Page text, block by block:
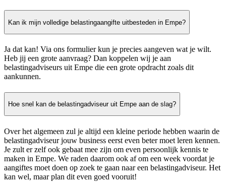
Kan ik mijn volledige belastingaangifte uitbesteden in Empe?
Ja dat kan! Via ons formulier kun je precies aangeven wat je wilt.
Heb jij een grote aanvraag? Dan koppelen wij je aan
belastingadviseurs uit Empe die een grote opdracht zoals dit
aankunnen.
Hoe snel kan de belastingadviseur uit Empe aan de slag?
Over het algemeen zul je altijd een kleine periode hebben waarin de
belastingadviseur jouw business eerst even beter moet leren kennen.
Je zult er zelf ook gebaat mee zijn om even persoonlijk kennis te
maken in Empe. We raden daarom ook af om een week voordat je
aangiftes moet doen op zoek te gaan naar een belastingadviseur. Het
kan wel, maar plan dit even goed vooruit!